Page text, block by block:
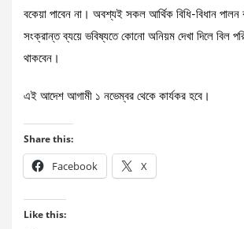
বকেয়া পাবেন না। অবশ্যই সকল আর্থিক বিধি-বিধান পালন
সংক্রান্ত ব্যয়ে ভবিষ্যতে কোনো অনিয়ম দেখা দিলে বিল
থাকবেন।
এই আদেশ আগামী ১ নভেম্বর থেকে কার্যকর হবে।
Share this:
Facebook X
Like this: